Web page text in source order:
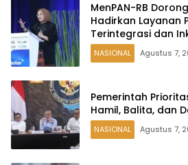
MenPAN-RB
Hadirkan Layanan
Terintegrasi dan
NASIONAL Agustus 7,
Pemerintah
Hamil, Balita, dan
NASIONAL Agustus 7,